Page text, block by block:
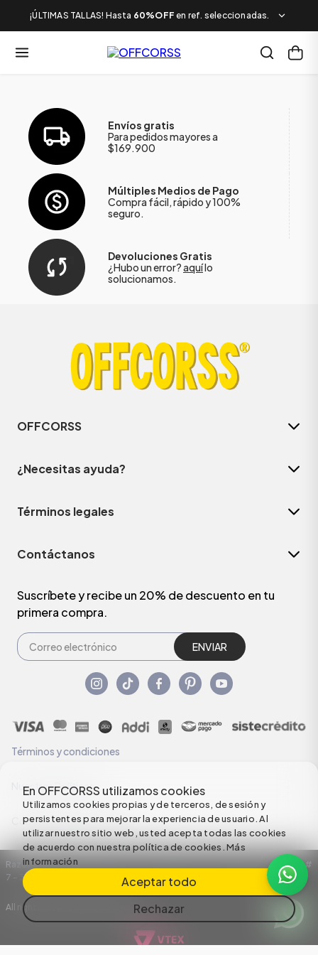
¡ÚLTIMAS TALLAS! Hasta 60%OFF en ref. seleccionadas.
En OFFCORSS utilizamos cookies
Utilizamos cookies propias y de terceros, de sesión y
persistentes para mejorar la experiencia de usuario. Al
utilizar nuestro sitio web, usted acepta todas las cookies
de acuerdo con nuestra política de cookies.Más
información
Aceptar todo
Rechazar
Envíos gratis
Para pedidos mayores a
$169.900
Múltiples Medios de Pago
Compra fácil, rápido y 100%
seguro.
Devoluciones Gratis
¿Hubo un error?aquílo
solucionamos.
OFFCORSS
¿Necesitas ayuda?
Términos legales
Contáctanos
Suscríbete y recibe un 20% de descuento en tu
primera compra.
ENVIAR
Términos y condiciones
Nuestras Políticas
Configuración de Cookies
Razón Social: C.I HERMECO S.A. NIT: 890924167-6 Dirección: Carrera 50 #
7 – 35
All rights reserved empowered by